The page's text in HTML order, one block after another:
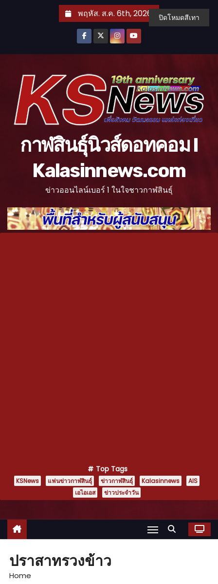
พฤหัส. ส.ค. 6th, 2026
กาฬสินธุ์นิวส์ดอทคอม l
Kalasinnews.com
ข่าวออนไลน์เบอร์ 1 ในใจชาวกาฬสินธุ์
Top Tags
KSNews แฟนข่าวกาฬสินธุ์ ข่าวกาฬสินธุ์ Kalasinnews
AIS
เอไอเอส
ข่าวประจำวัน
ปราสาทรวงข้าว
Home
ปิดโหมดสีเทา